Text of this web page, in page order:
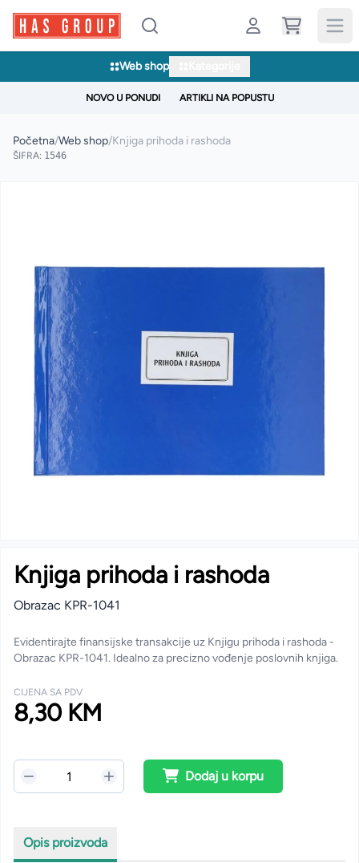
Web shop
NOVO U PONUDI ARTIKLI NA POPUSTU
Početna/Web shop/Knjiga prihoda i rashoda
ŠIFRA: 1546
Knjiga prihoda i rashoda
Obrazac KPR-1041
Evidentirajte finansijske transakcije uz Knjigu prihoda i rashoda -
Obrazac KPR-1041. Idealno za precizno vođenje poslovnih knjiga.
CIJENA SA PDV
8,30 KM
Dodaj u korpu
Opis proizvoda